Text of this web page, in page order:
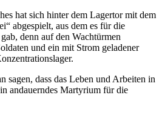
hat sich hinter dem Lagertor mit dem
abgespielt, aus dem es für die
denn auf den Wachtürmen
und ein mit Strom geladener
sagen, dass das Leben und Arbeiten in
andauerndes Martyrium für die